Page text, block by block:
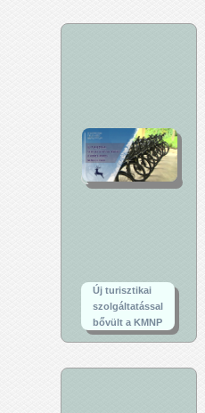
Új turisztikai
szolgáltatással
bővült a KMNP